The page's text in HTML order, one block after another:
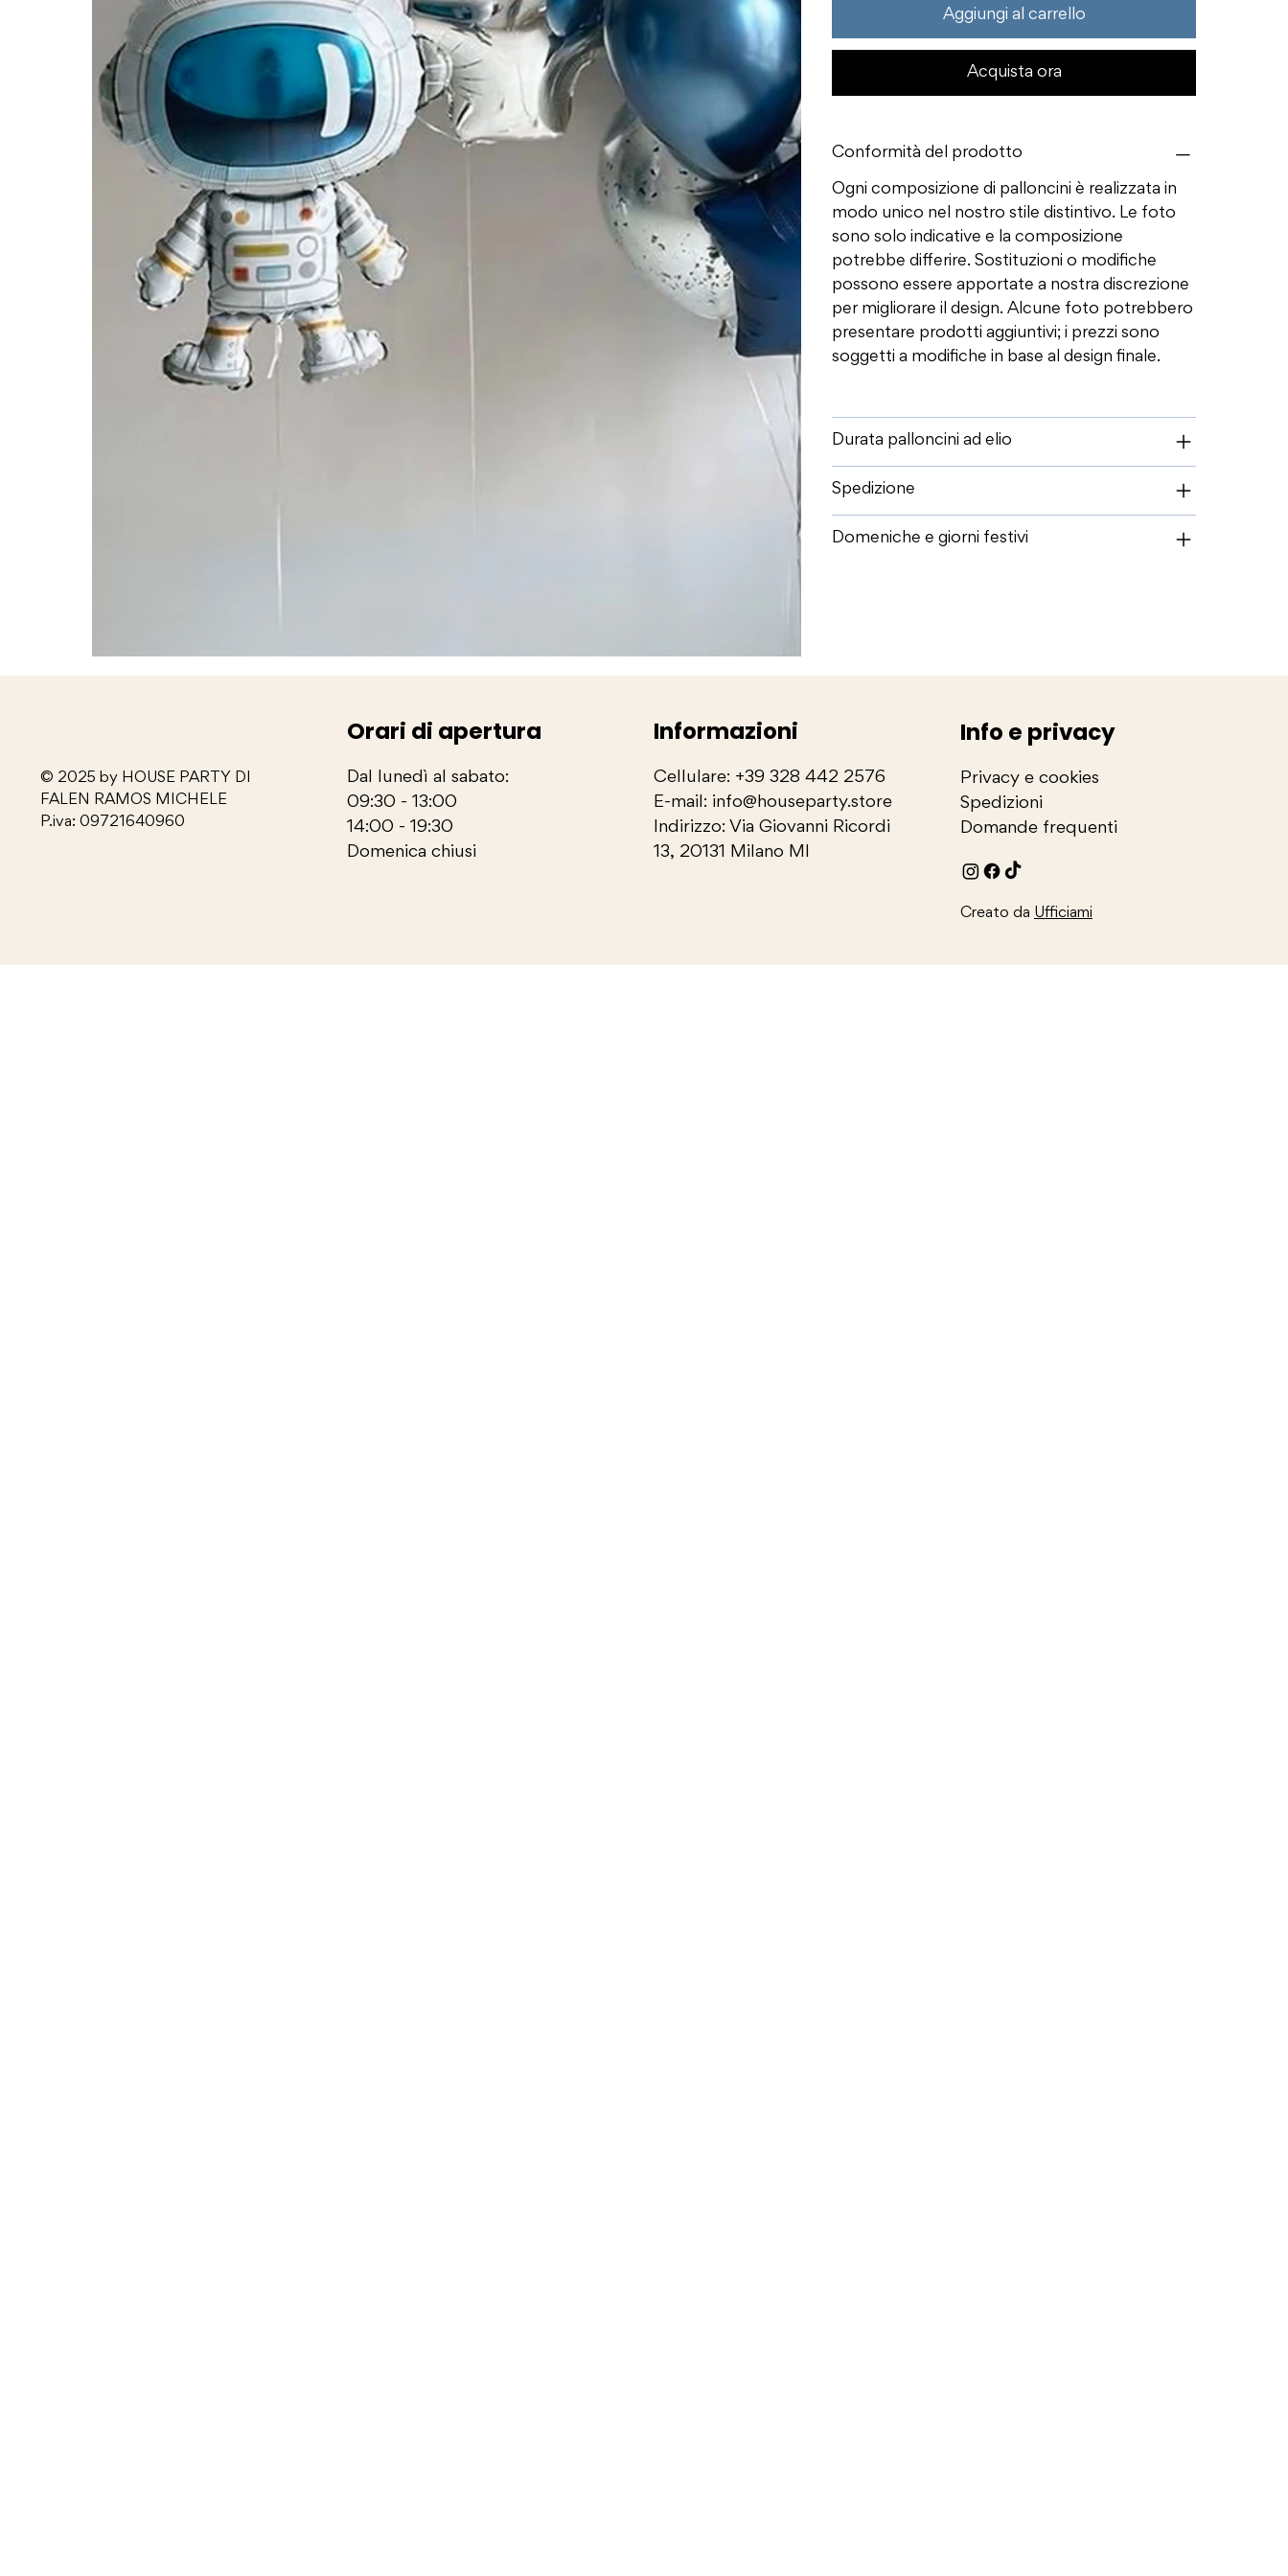
Aggiungi al carrello
Acquista ora
Conformità del prodotto
Ogni composizione di palloncini è realizzata in
modo unico nel nostro stile distintivo. Le foto
sono solo indicative e la composizione
potrebbe differire. Sostituzioni o modifiche
possono essere apportate a nostra discrezione
per migliorare il design. Alcune foto potrebbero
presentare prodotti aggiuntivi; i prezzi sono
soggetti a modifiche in base al design finale.
Durata palloncini ad elio
Spedizione
Domeniche e giorni festivi
© 2025 by HOUSE PARTY DI
FALEN RAMOS MICHELE
P.iva: 09721640960
Orari di apertura
Dal lunedì al sabato:
09:30 - 13:00
14:00 - 19:30
Domenica chiusi
Informazioni
Cellulare: +39 328 442 2576
E-mail: info@houseparty.store
Indirizzo: Via Giovanni Ricordi
13, 20131 Milano MI
Info e privacy
Privacy e cookies
Spedizioni
Domande frequenti
Creato da Ufficiami